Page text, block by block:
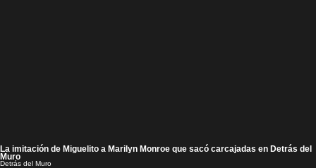
La imitación de Miguelito a Marilyn Monroe que sacó carcajadas en Detrás del
Muro
Detrás del Muro